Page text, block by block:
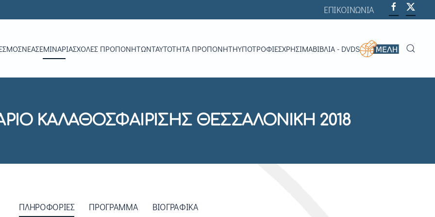
ΕΠΙΚΟΙΝΩΝΙΑ
ΝΕΑΣΕΜΙΝΆΡΙΑΣΧΟΛΈΣ ΠΡΟΠΟΝΗΤΏΝΤΑΥΤΌΤΗΤΑ ΠΡΟΠΟΝΗΤΉΥΠΟΤΡΟΦΊΕΣΧΡΗΣΙΜΑΒΙΒΛΊΑ - DVDS
ΚΑΛΑΘΟΣΦΑΙΡΙΣΗΣ ΘΕΣΣΑΛΟΝΙΚΗ 2018
ΠΛΗΡΟΦΟΡΙΕΣ ΠΡΟΓΡΑΜΜΑ ΒΙΟΓΡΑΦΙΚΑ